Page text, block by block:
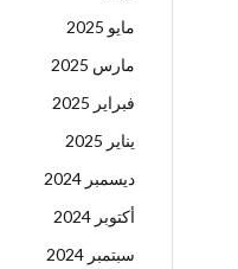
مايو 2025
مارس 2025
فبراير 2025
يناير 2025
ديسمبر 2024
أكتوبر 2024
سبتمبر 2024